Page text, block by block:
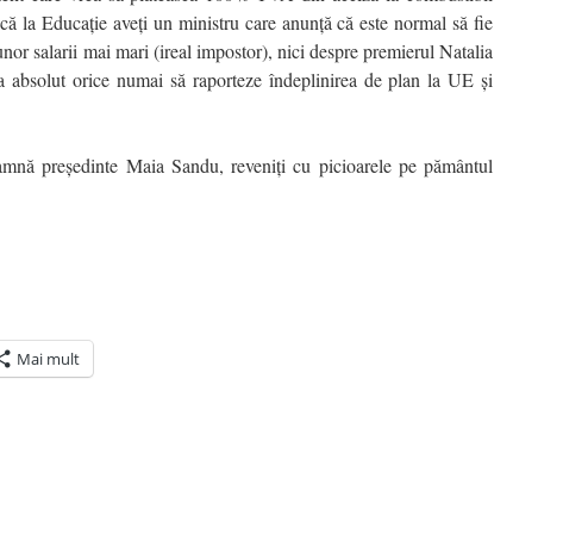
la Educație aveți un ministru care anunță că este normal să fie
salarii mai mari (ireal impostor), nici despre premierul Natalia
orice numai să raporteze îndeplinirea de plan la UE și
președinte Maia Sandu, reveniți cu picioarele pe pământul
Mai mult